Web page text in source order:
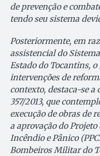
de prevenção e
tendo seu sistema
Posteriormente, em
assistencial do
Estado do Tocantins,
intervenções de
contexto, destaca-se a
357/2013, que
execução de obras de
a aprovação do Projeto
Incêndio e Pânico
Bombeiros Militar do